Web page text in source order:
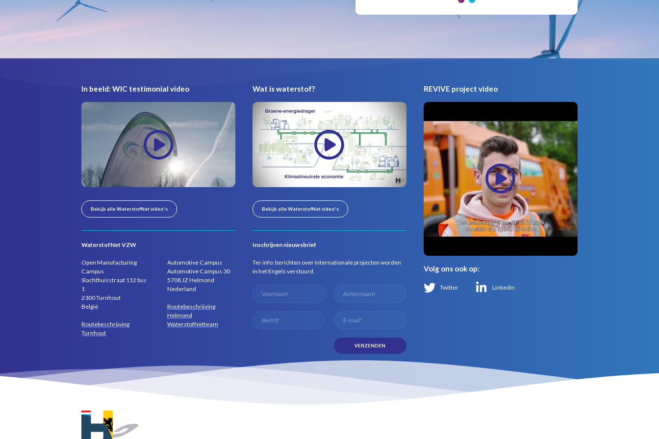
In beeld: WIC testimonial video
Bekijk alle WaterstofNet video's
WaterstofNet VZW
Open Manufacturing
Campus
Slachthuisstraat 112 bus
1
2300 Turnhout
België
Routebeschrijving
Turnhout
Automotive Campus
Automotive Campus 30
5708 JZ Helmond
Nederland
Routebeschrijving
Helmond
WaterstofNetteam
Wat is waterstof?
Bekijk alle WaterstofNet video's
Inschrijven nieuwsbrief
Ter info: berichten over internationale projecten worden
in het Engels verstuurd.
REVIVE project video
Volg ons ook op:
Twitter LinkedIn